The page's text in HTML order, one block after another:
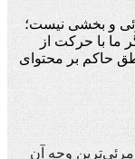
و بخشی نیست؛
ما با حرکت از
حاکم بر محتوای
وجه آن